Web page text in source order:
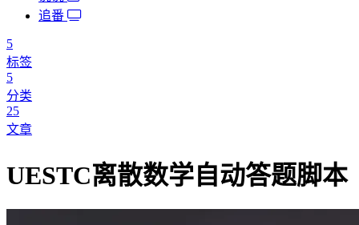
追番
5
标签
5
分类
25
文章
UESTC离散数学自动答题脚本